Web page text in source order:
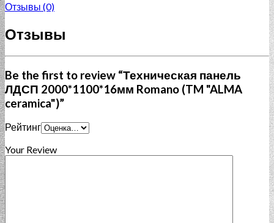
Отзывы (0)
Отзывы
Be the first to review “Техническая панель
ЛДСП 2000*1100*16мм Romano (TM "ALMA
ceramica")”
Рейтинг
Your Review